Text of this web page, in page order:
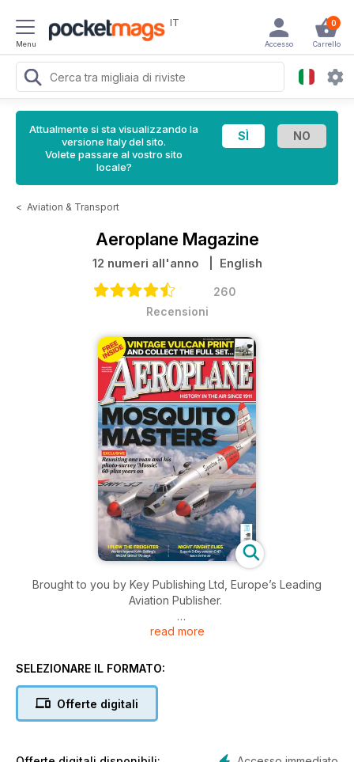
Menu
IT 0
Carrello
Accesso
Attualmente si sta visualizzando la
versione Italy del sito.
Volete passare al vostro sito
locale?
< Aviation & Transport
Aeroplane Magazine
12 numeri all'anno | English
260
Recensioni
Brought to you by Key Publishing Ltd, Europe’s Leading
Aviation Publisher.
Published monthly, Aeroplane traces its lineage back to the
continuing to provide the best aviation coverage around.
depth and entertaining read on all historical aircraft. With a
distinct emphasis on military aircraft from the 1930s to the
read more
SELEZIONARE IL FORMATO:
Offerte digitali